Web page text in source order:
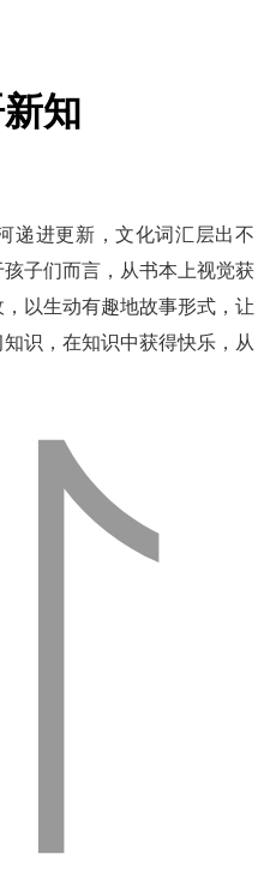
知
递进更新，文化词汇层出不
子们而言，从书本上视觉获
以生动有趣地故事形式，让
识，在知识中获得快乐，从